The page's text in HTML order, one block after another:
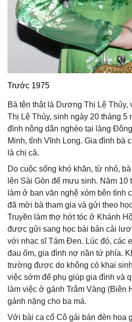
Trước 1975
Bà tên thật là Dương Thị Lệ Thủy,
Thị Lệ Thủy, sinh ngày 20 tháng 5
đình nông dân nghèo tại làng
Minh, tỉnh Vĩnh Long. Gia đình bà
là chị cả.
Do cuộc sống khó khăn, từ nhỏ,
lên Sài Gòn để mưu sinh. Năm 10
làm ở ban văn nghệ xóm bên tình
đã mời bà tham gia và gửi theo
Truyền làm thợ hớt tóc ở Khánh
được gửi sang học bài bản cải
với nhạc sĩ Tám Đen. Lúc đó, các
đau ốm, gia đình nợ nần tứ phía.
trường được do không có khai
việc sớm để phụ giúp gia đình và
làm việc ở gánh Trâm Vàng (Biên
gánh nặng cho ba má.
Với bài ca cổ Cô gái bán đèn hoa